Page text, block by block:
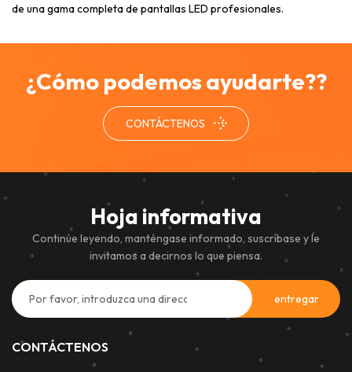
de una gama completa de pantallas LED profesionales.
¿Cómo podemos ayudarte??
CONTÁCTENOS
Hoja informativa
Continúe leyendo, manténgase informado, suscríbase y le
invitamos a decirnos lo que piensa.
CONTÁCTENOS